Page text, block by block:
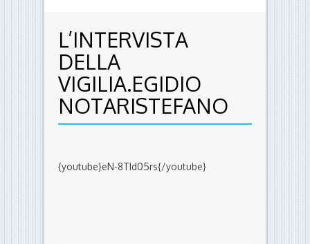
L’INTERVISTA
DELLA
VIGILIA.EGIDIO
NOTARISTEFANO
{youtube}eN-8TId05rs{/youtube}